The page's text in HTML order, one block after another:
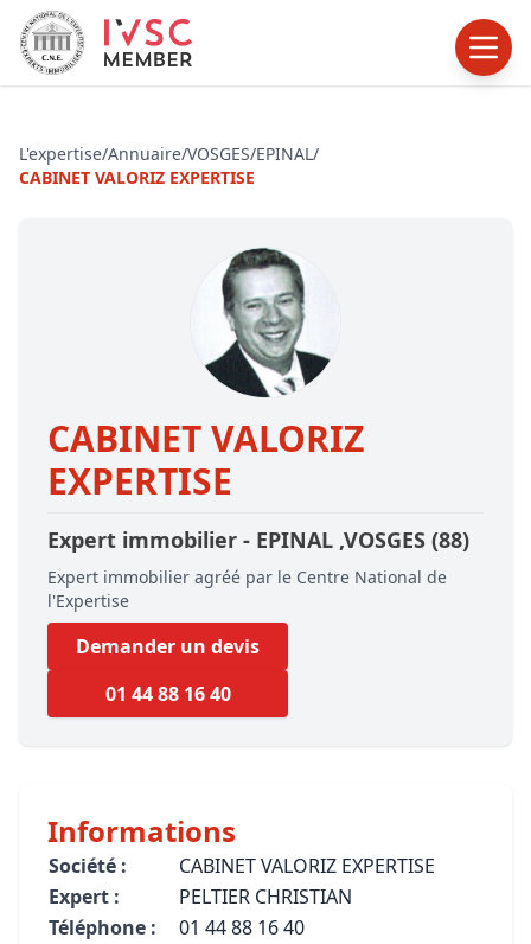
L'expertise/Annuaire/VOSGES/EPINAL/
CABINET VALORIZ EXPERTISE
CABINET VALORIZ
EXPERTISE
Expert immobilier - EPINAL ,VOSGES (88)
Expert immobilier agréé par le Centre National de
l'Expertise
Demander un devis
01 44 88 16 40
Informations
Société :
CABINET VALORIZ EXPERTISE
Expert :
PELTIER CHRISTIAN
Téléphone :
01 44 88 16 40